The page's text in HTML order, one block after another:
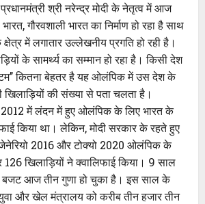
श्री नरेन्द्र मोदी के नेतृत्व में आज
गौरवशाली भारत का निर्माण हो रहा है साथ
में लगातार उल्लेखनीय प्रगति हो रही है।
के सामर्थ्य का सम्मान हो रहा है। किसी देश
कितना बेहतर है यह ओलंपिक में उस देश के
खिलाड़ियों की संख्या से पता चलता है।
2012 में लंदन में हुए ओलंपिक के लिए भारत के
किया था। लेकिन, मोदी सरकार के रहते हुए
2016 और टोक्यो 2020 ओलंपिक के
खिलाड़ियों ने क्वालिफाई किया। 9 साल
आज तीन गुणा हो चुका है। इस साल के
और खेल मंत्रालय को करीब तीन हजार तीन